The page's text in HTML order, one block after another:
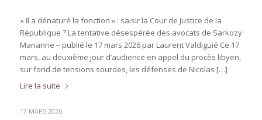
« Il a dénaturé la fonction » : saisir la Cour de Justice de la
République ? La tentative désespérée des avocats de Sarkozy
Marianne – publié le 17 mars 2026 par Laurent Valdiguié Ce 17
mars, au deuxième jour d’audience en appel du procès libyen,
sur fond de tensions sourdes, les défenses de Nicolas […]
Lire la suite
17 MARS 2026